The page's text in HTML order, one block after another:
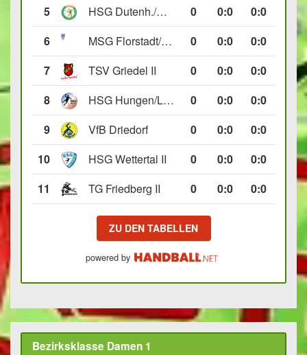
5 HSG Dutenh./Münchholzh. IV 0 0:0
0:0
6
MSG Florstadt/Gettenau II 0 0:0
0:0
7
TSV Griedel II 0 0:0
0:0
8
HSG Hungen/Lich II 0 0:0
0:0
9
VfB Driedorf 0 0:0
0:0
10
HSG Wettertal II 0 0:0
0:0
11
TG Friedberg II 0 0:0 0:0
ZU DEN TABELLEN
powered by
Bezirksklasse Damen 1